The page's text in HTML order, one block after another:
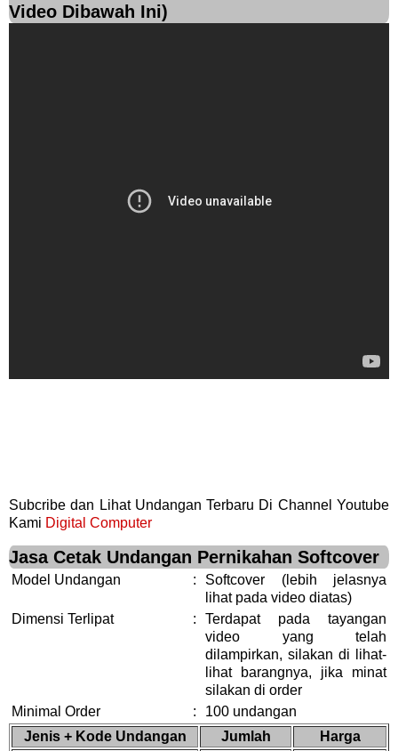
Video Dibawah Ini)
Subcribe dan Lihat Undangan Terbaru Di Channel Youtube
Kami Digital Computer
Jasa Cetak Undangan Pernikahan Softcover
Model Undangan :
Softcover (lebih jelasnya
lihat pada video diatas)
Dimensi Terlipat
:
Terdapat pada tayangan
video yang telah
dilampirkan, silakan di lihat-
lihat barangnya, jika minat
silakan di order
Minimal Order
:
100 undangan
Jenis + Kode Undangan
Jumlah Harga